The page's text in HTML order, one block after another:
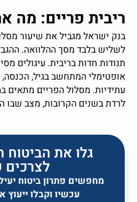
ריבית פריים: מה
בנק ישראל מגביל את שיעור
לשליש בלבד מסך ההלוואה.
תנודות חדות בריבית. עיגולים
אופטימלי המתחשב בגיל, הכנסה,
עתידיות. מסלול הפריים מתאים
לרדת בשנים הקרובות, מצב שבו
גלו את הביטוח
מחפשים פתרון ביטוח
עכשיו וקבלו